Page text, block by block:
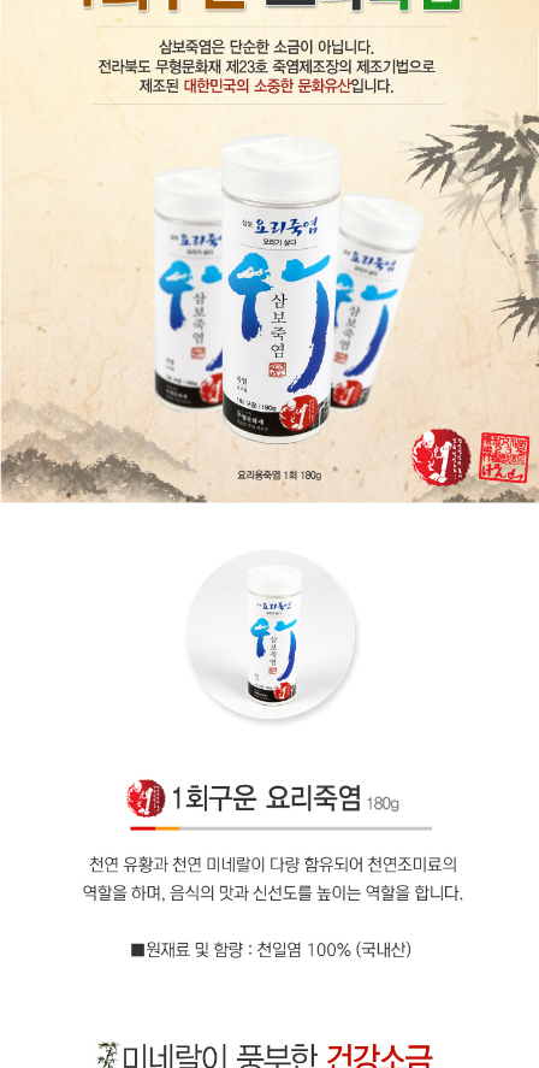
페이코 라이